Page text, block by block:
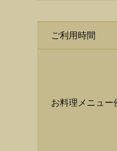
ご利用時間
お料理メニュー